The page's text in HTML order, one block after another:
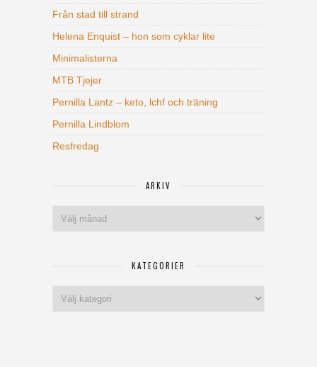
Från stad till strand
Helena Enquist – hon som cyklar lite
Minimalisterna
MTB Tjejer
Pernilla Lantz – keto, lchf och träning
Pernilla Lindblom
Resfredag
ARKIV
KATEGORIER